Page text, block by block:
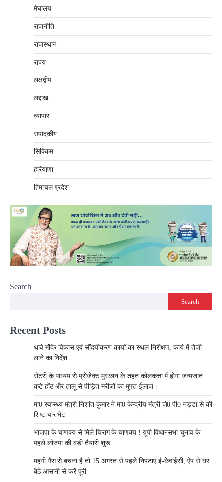
मेघालय
राजनीति
राजस्थान
राज्य
लक्षद्वीप
लद्दाख
व्यापार
संपादकीय
सिक्किम
हरियाणा
हिमाचल प्रदेश
Search
Search
Recent Posts
थावे मंदिर विकास एवं सौंदर्यीकरण कार्यों का स्थल निरीक्षण, कार्य में तेजी
लाने का निर्देश
रोटरी के माध्यम से प्रोजेक्ट मुस्कान के तहत कोलकत्ता में होगा जन्मजात
कटे होंठ और तालू से पीड़ित मरीजों का मुफ्त ईलाज।
मा0 स्वास्थ्य मंत्री निशांत कुमार ने मा0 केन्द्रीय मंत्री जे0 पी0 नड्डा से की
शिष्टाचार भेंट
भाजपा के चाणक्य से मिले चिराग के चाणक्य ! यूपी विधानसभा चुनाव के
पहले लोजपा की बड़ी तैयारी शुरू,
महंगी गैस से बचना है तो 15 अगस्त से पहले निपटाएं ई-केवाईसी, ऐप से घर
बैठे आसानी से करें पूरी